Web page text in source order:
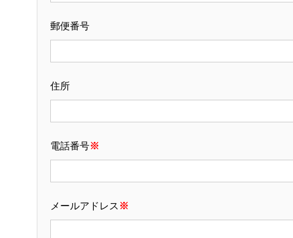
郵便番号
住所
電話番号※
メールアドレス ※